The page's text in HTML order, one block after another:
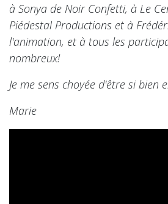
à Sonya de Noir Confetti, à Le
Piédestal Productions et à
l'animation, et à tous les
nombreux!
Je me sens choyée d'être si bien
Marie